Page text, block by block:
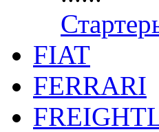
FIAT
FERRARI